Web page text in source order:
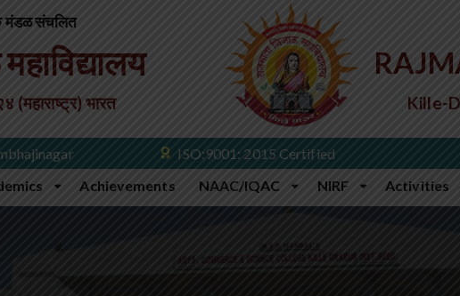
मंडळ संचलित
(महाराष्ट्र) भारत Kille-
ISO:9001: 2015 Certified
Achievements NAAC/IQAC NIRF Activities